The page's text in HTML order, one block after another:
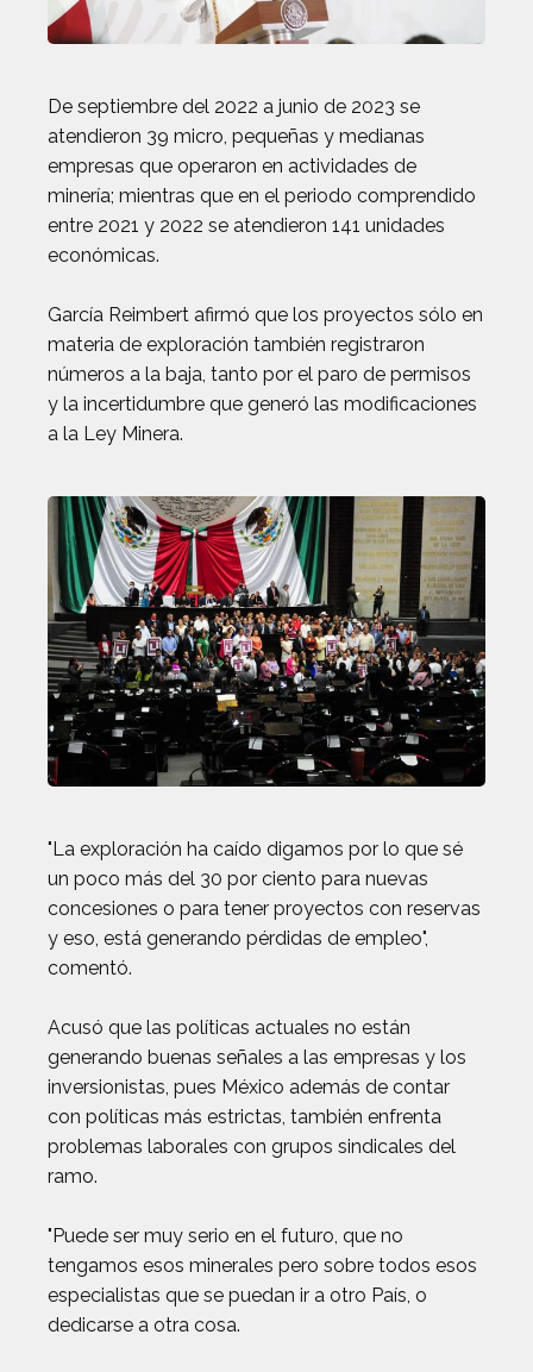
De septiembre del 2022 a junio de 2023 se
atendieron 39 micro, pequeñas y medianas
empresas que operaron en actividades de
minería; mientras que en el periodo comprendido
entre 2021 y 2022 se atendieron 141 unidades
económicas.
García Reimbert afirmó que los proyectos sólo en
materia de exploración también registraron
números a la baja, tanto por el paro de permisos
y la incertidumbre que generó las modificaciones
a la Ley Minera.
"La exploración ha caído digamos por lo que sé
un poco más del 30 por ciento para nuevas
concesiones o para tener proyectos con reservas
y eso, está generando pérdidas de empleo",
comentó.
Acusó que las políticas actuales no están
generando buenas señales a las empresas y los
inversionistas, pues México además de contar
con políticas más estrictas, también enfrenta
problemas laborales con grupos sindicales del
ramo.
"Puede ser muy serio en el futuro, que no
tengamos esos minerales pero sobre todos esos
especialistas que se puedan ir a otro País, o
dedicarse a otra cosa.